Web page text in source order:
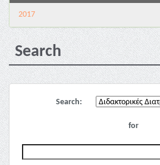
2017
Search
Search:
for